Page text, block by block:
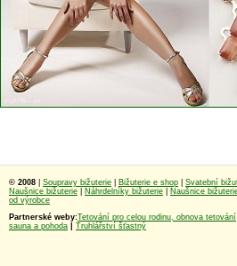
© 2008 Soupravy bižuterie Bižuterie e shop Svatební
Naušnice bižuterie
Náhrdelníky bižuterie Naušnice
od výrobce
Partnerské weby:Tetování pro celou rodinu, obnova tetování
sauna a pohoda
Truhlářství šťastný